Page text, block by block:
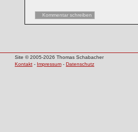
Kommentar schreiben
Site © 2005-2026 Thomas Schabacher
Kontakt - Impressum - Datenschutz